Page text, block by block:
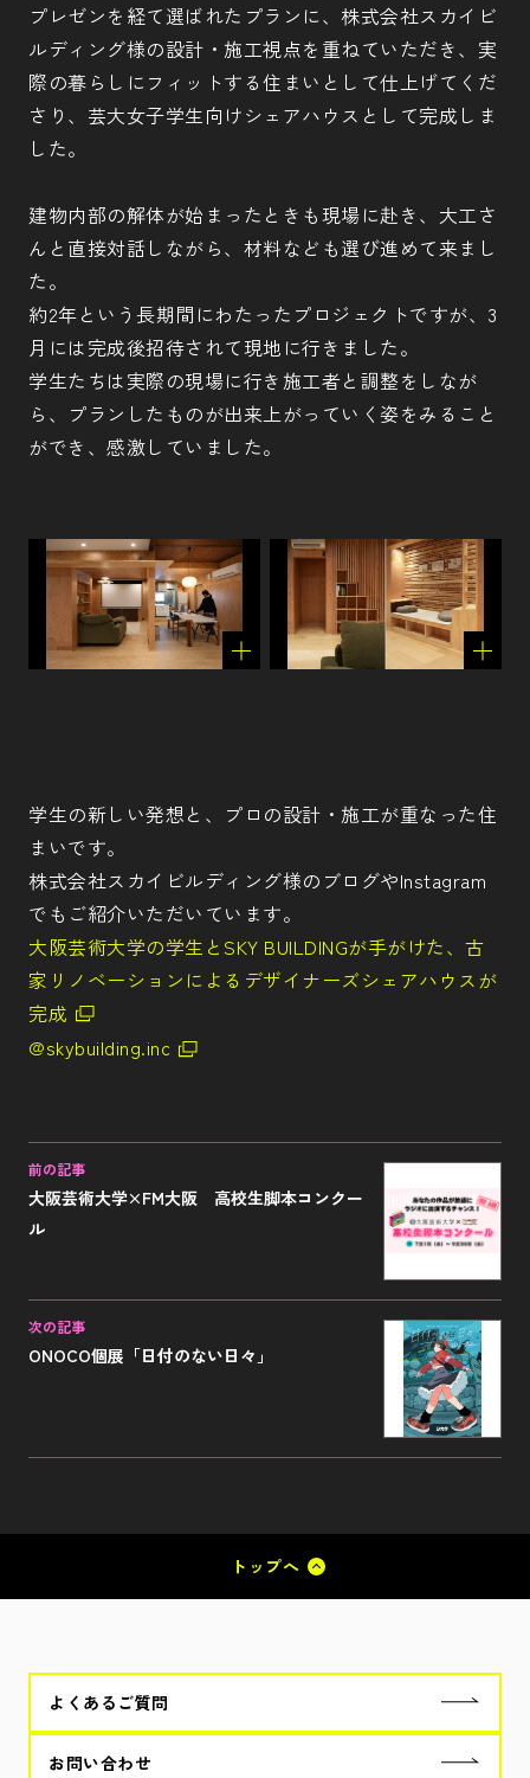
プレゼンを経て選ばれたプランに、株式会社スカイビ
ルディング様の設計・施工視点を重ねていただき、実
際の暮らしにフィットする住まいとして仕上げてくだ
さり、芸大女子学生向けシェアハウスとして完成しま
した。
建物内部の解体が始まったときも現場に赴き、大工さ
んと直接対話しながら、材料なども選び進めて来まし
た。
約2年という長期間にわたったプロジェクトですが、3
月には完成後招待されて現地に行きました。
学生たちは実際の現場に行き施工者と調整をしなが
ら、プランしたものが出来上がっていく姿をみること
ができ、感激していました。
学生の新しい発想と、プロの設計・施工が重なった住
まいです。
株式会社スカイビルディング様のブログやInstagram
でもご紹介いただいています。
大阪芸術大学の学生とSKY BUILDINGが手がけた、古
家リノベーションによるデザイナーズシェアハウスが
完成
@skybuilding.inc
前の記事
大阪芸術大学×FM大阪 高校生脚本コンクー
ル
次の記事
ONOCO個展「日付のない日々」
トップへ
よくあるご質問
お問い合わせ